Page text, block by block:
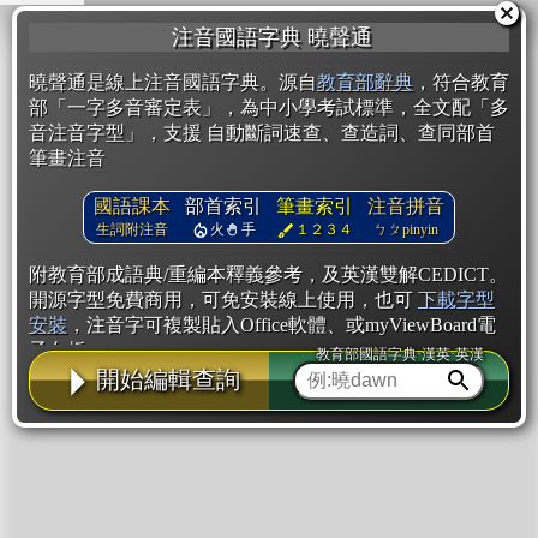
注音國語字典 曉聲通
曉聲通是線上注音國語字典。源自教育部辭典 ，符合教育
部「一字多音審定表」，為中小學考試標準，全文配「多
音注音字型」，支援 自動斷詞速查、查造詞、查同部首
筆畫注音
國語課本
生詞附注音
部首索引
火 手
筆畫索引
１２３４
注音拼音
ㄅㄆpinyin
附教育部成語典/重編本釋義參考，及英漢雙解CEDICT。
開源字型免費商用，可免安裝線上使用，也可 下載字型
安裝 ，注音字可複製貼入Office軟體、或myViewBoard電
子白板。
辭典使用方法 注音IVS字型編輯器
開始編輯查詢
教育部國語字典·漢英·英漢